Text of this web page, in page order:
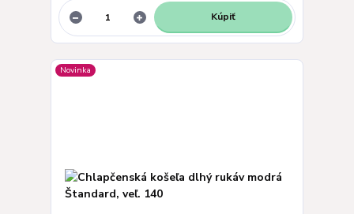
Kúpiť
Novinka